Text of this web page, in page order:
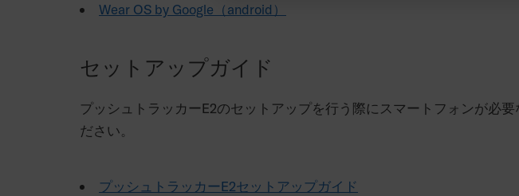
Wear OS by Google（android）
セットアップガイド
プッシュトラッカーE2のセットアップを行う際にスマートフォンが必要
ださい。
プッシュトラッカーE2セットアップガイド